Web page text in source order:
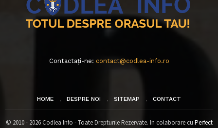
Contactați-ne: contact@codlea-info.ro
HOME DESPRE NOI SITEMAP CONTACT
© 2010 - 2026 Codlea Info - Toate Drepturile Rezervate. In colaborare cu Perfect